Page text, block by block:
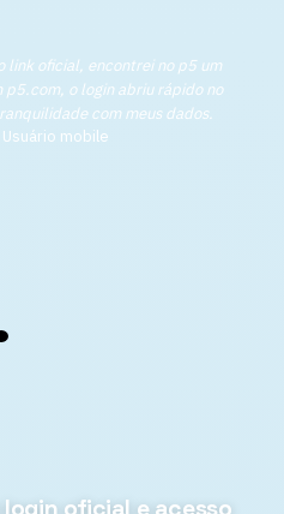
link oficial, encontrei no p5 um
p5.com, o login abriu rápido no
com meus dados.
Usuário mobile